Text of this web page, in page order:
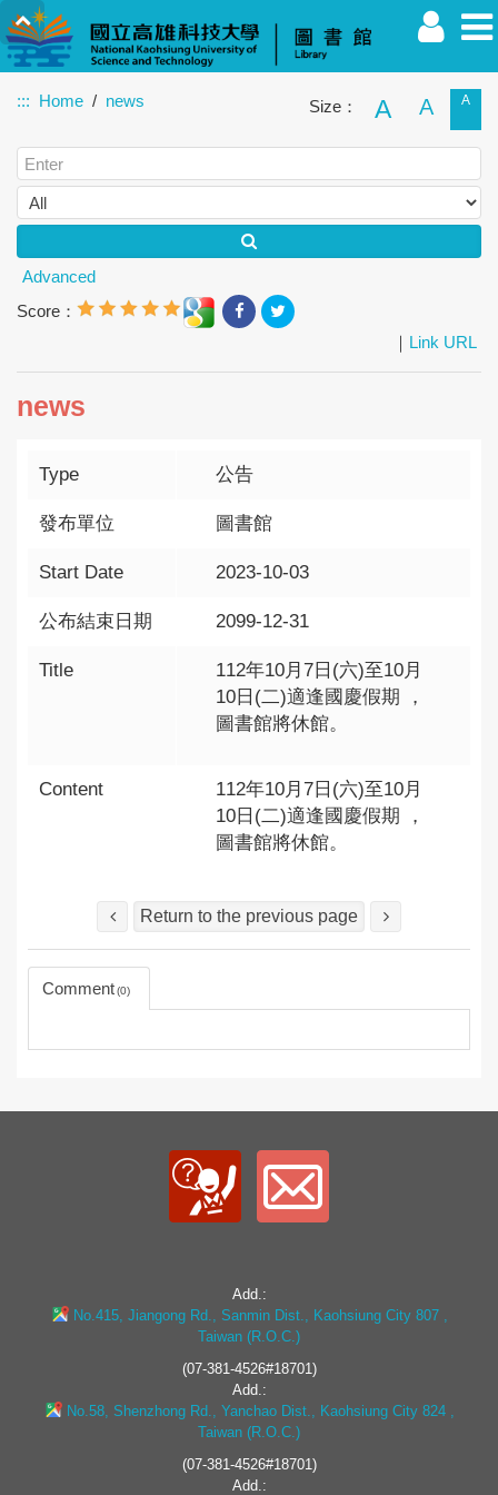
Faculty Student Alumnus Others Guest
::: Home news Size： A A A
Advanced
Score：
｜ Link URL
news
Type 公告
發布單位 圖書館
Start Date 2023-10-03
公布結束日期 2099-12-31
Title
112年10月7日(六)至10月
10日(二)適逢國慶假期 ，
圖書館將休館。
Content
112年10月7日(六)至10月
10日(二)適逢國慶假期 ，
圖書館將休館。
Return to the previous page
Comment 0
Add.:
No.415, Jiangong Rd., Sanmin Dist., Kaohsiung City 807 ,
Taiwan (R.O.C.)
(07-381-4526#18701)
Add.:
No.58, Shenzhong Rd., Yanchao Dist., Kaohsiung City 824 ,
Taiwan (R.O.C.)
(07-381-4526#18701)
Add.: